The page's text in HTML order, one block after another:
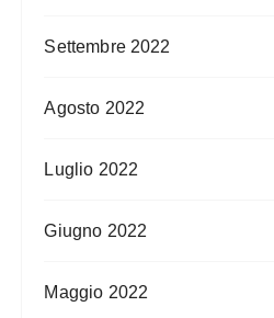
Settembre 2022
Agosto 2022
Luglio 2022
Giugno 2022
Maggio 2022